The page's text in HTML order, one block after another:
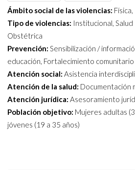
Ámbito social de las violencias:
Tipo de violencias: Institucional,
Obstétrica
Prevención: Sensibilización /
educación, Fortalecimiento comunitario
Atención social: Asistencia
Atención de la salud: Documentación
Atención jurídica: Asesoramiento
Población objetivo: Mujeres adultas
jóvenes (19 a 35 años)